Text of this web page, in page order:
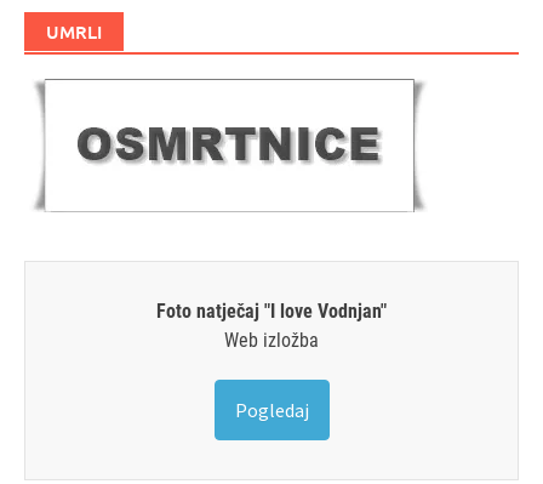
UMRLI
Foto natječaj "I love Vodnjan"
Web izložba
Pogledaj